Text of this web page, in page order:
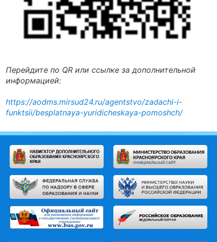
Перейдите по QR или ссылке за дополнительной
информацией:
https://aodms.mirsud24.ru/agentstvo/zadachi-i-
funktsii/besplatnaya-yuridicheskaya-pomoshch/